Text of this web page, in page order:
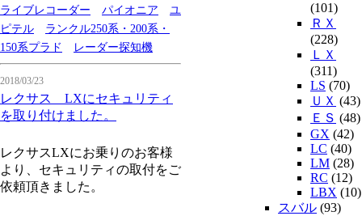
ライブレコーダー
パイオニア
ユ
ピテル
ランクル250系・200系・
150系プラド
レーダー探知機
2018/03/23
レクサス LXにセキュリティ
を取り付けました。
レクサスLXにお乗りのお客様
より、セキュリティの取付をご
依頼頂きました。
(101)
ＲＸ
(228)
ＬＸ
(311)
LS (70)
ＵＸ (43)
ＥＳ (48)
GX (42)
LC (40)
LM (28)
RC (12)
LBX (10)
スバル (93)